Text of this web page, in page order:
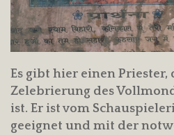
Es gibt hier einen
Zelebrierung des
ist. Er ist vom
geeignet und mit der